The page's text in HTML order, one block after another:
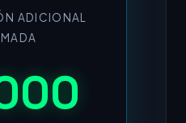
ADICIONAL